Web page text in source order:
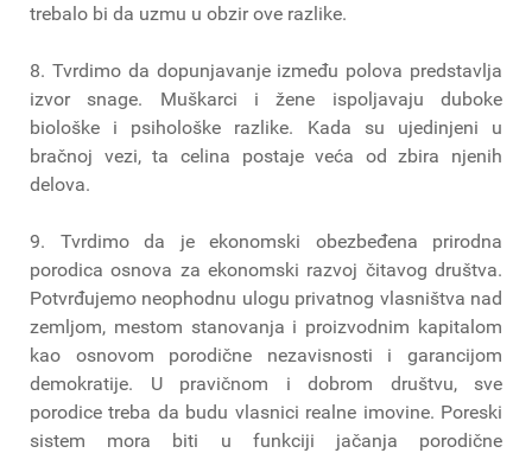
trebalo bi da uzmu u obzir ove razlike.
8. Tvrdimo da dopunjavanje između polova predstavlja
izvor snage. Muškarci i žene ispoljavaju duboke
biološke i psihološke razlike. Kada su ujedinjeni u
bračnoj vezi, ta celina postaje veća od zbira njenih
delova.
9. Tvrdimo da je ekonomski obezbeđena prirodna
porodica osnova za ekonomski razvoj čitavog društva.
Potvrđujemo neophodnu ulogu privatnog vlasništva nad
zemljom, mestom stanovanja i proizvodnim kapitalom
kao osnovom porodične nezavisnosti i garancijom
demokratije. U pravičnom i dobrom društvu, sve
porodice treba da budu vlasnici realne imovine. Poreski
sistem mora biti u funkciji jačanja porodične